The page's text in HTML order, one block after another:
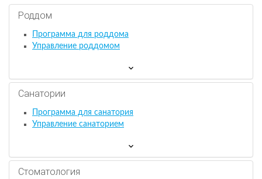
Роддом
Программа для роддома
Управление роддомом
Санатории
Программа для санатория
Управление санаторием
Стоматология